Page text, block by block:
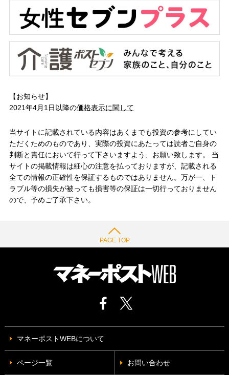
【お知らせ】
2021年4月1日以降の価格表示に関して
当サイトに記載されている内容はあくまでも投資の参考にしてい
ただくためのものであり、実際の投資にあたっては読者ご自身の
判断と責任において行って下さいますよう、お願い致します。 当
サイトの掲載情報は細心の注意を払っておりますが、記載される
全ての情報の正確性を保証するものではありません。万が一、ト
ラブル等の損失が被っても損害等の保証は一切行っておりません
ので、予めご了承下さい。
PAGE TOP
マネーポストWEBについて
ページ一覧 お問い合わせ